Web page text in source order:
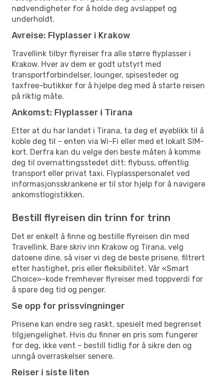
nødvendigheter for å holde deg avslappet og
underholdt.
Avreise: Flyplasser i Krakow
Travellink tilbyr flyreiser fra alle større flyplasser i
Krakow. Hver av dem er godt utstyrt med
transportforbindelser, lounger, spisesteder og
taxfree-butikker for å hjelpe deg med å starte reisen
på riktig måte.
Ankomst: Flyplasser i Tirana
Etter at du har landet i Tirana, ta deg et øyeblikk til å
koble deg til – enten via Wi-Fi eller med et lokalt SIM-
kort. Derfra kan du velge den beste måten å komme
deg til overnattingsstedet ditt: flybuss, offentlig
transport eller privat taxi. Flyplasspersonalet ved
informasjonsskrankene er til stor hjelp for å navigere
ankomstlogistikken.
Bestill flyreisen din trinn for trinn
Det er enkelt å finne og bestille flyreisen din med
Travellink. Bare skriv inn Krakow og Tirana, velg
datoene dine, så viser vi deg de beste prisene, filtrert
etter hastighet, pris eller fleksibilitet. Vår «Smart
Choice»-kode fremhever flyreiser med toppverdi for
å spare deg tid og penger.
Se opp for prissvingninger
Prisene kan endre seg raskt, spesielt med begrenset
tilgjengelighet. Hvis du finner en pris som fungerer
for deg, ikke vent – bestill tidlig for å sikre den og
unngå overraskelser senere.
Reiser i siste liten